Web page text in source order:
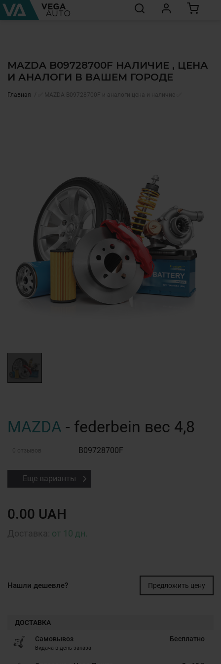
MAZDA B09728700F НАЛИЧИЕ , ЦЕНА
И АНАЛОГИ В ВАШЕМ ГОРОДЕ
Главная ✅ MAZDA B09728700F и аналоги цена и наличие ✅
MAZDA - federbein вес 4,8
0 отзывов B09728700F
Еще варианты
0.00 UAH
от 10 дн.
Нашли дешевле? Предложить цену
ДОСТАВКА
Самовывоз
Видача в день заказа
Бесплатно